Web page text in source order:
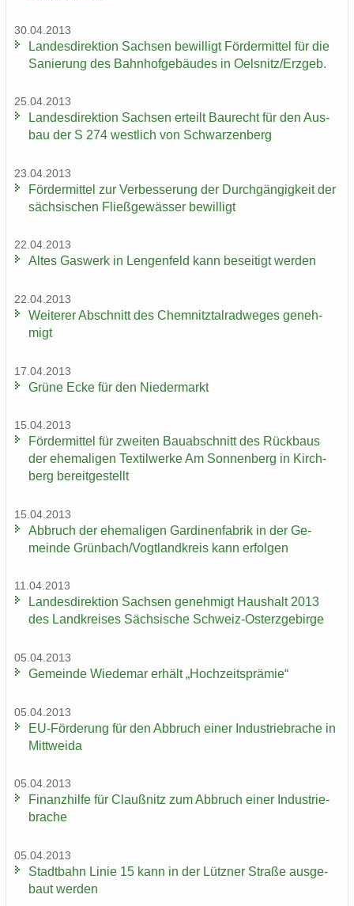
30.04.2013
Lan­des­di­rek­ti­on Sach­sen be­wil­ligt För­der­mit­tel für die
Sa­nie­rung des Bahn­hof­ge­bäu­des in Oels­nitz/Erz­geb.
25.04.2013
Lan­des­di­rek­ti­on Sach­sen er­teilt Bau­recht für den Aus­
bau der S 274 west­lich von Schwar­zen­berg
23.04.2013
För­der­mit­tel zur Ver­bes­se­rung der Durch­gän­gig­keit der
säch­si­schen Fließ­ge­wäs­ser be­wil­ligt
22.04.2013
Altes Gas­werk in Len­gen­feld kann be­sei­tigt wer­den
22.04.2013
Wei­te­rer Ab­schnitt des Chem­nitz­tal­rad­we­ges ge­neh­
migt
17.04.2013
Grüne Ecke für den Nie­der­markt
15.04.2013
För­der­mit­tel für zwei­ten Bau­ab­schnitt des Rück­baus
der ehe­ma­li­gen Tex­til­wer­ke Am Son­nen­berg in Kirch­
berg be­reit­ge­stellt
15.04.2013
Ab­bruch der ehe­ma­li­gen Gar­di­nen­fa­brik in der Ge­
mein­de Grün­bach/Vogt­land­kreis kann er­fol­gen
11.04.2013
Lan­des­di­rek­ti­on Sach­sen ge­neh­migt Haus­halt 2013
des Land­krei­ses Säch­si­sche Schweiz-​Osterzgebirge
05.04.2013
Ge­mein­de Wie­de­mar er­hält „Hoch­zeits­prä­mie“
05.04.2013
EU-​Förderung für den Ab­bruch einer In­dus­trie­bra­che in
Mitt­wei­da
05.04.2013
Fi­nanz­hil­fe für Clau­ß­nitz zum Ab­bruch einer In­dus­trie­
bra­che
05.04.2013
Stadt­bahn Linie 15 kann in der Lütz­ner Stra­ße aus­ge­
baut wer­den